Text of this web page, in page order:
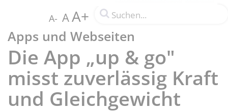
A- AA+
Apps und Webseiten
Die App „up & go"
misst zuverlässig Kraft
und Gleichgewicht